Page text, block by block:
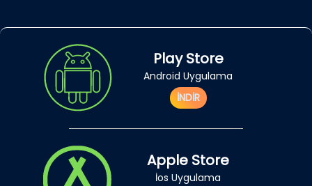
Play Store
Android Uygulama
İNDİR
Apple Store
İos Uygulama